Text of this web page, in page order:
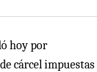
hoy por
cárcel impuestas